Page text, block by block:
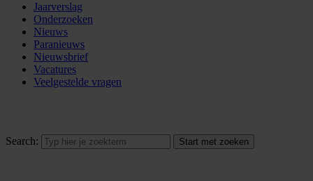
Jaarverslag
Onderzoeken
Nieuws
Paranieuws
Nieuwsbrief
Vacatures
Veelgestelde vragen
Search: